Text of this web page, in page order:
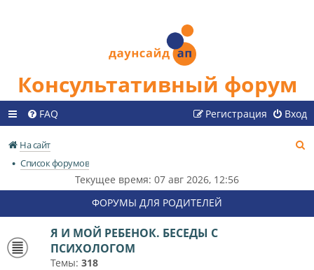
Консультативный форум
FAQ Вход
Регистрация
На сайт
Список форумов
к
Текущее время: 07 авг 2026, 12:56
ФОРУМЫ ДЛЯ РОДИТЕЛЕЙ
Я И МОЙ РЕБЕНОК. БЕСЕДЫ С
ПСИХОЛОГОМ
Темы: 318